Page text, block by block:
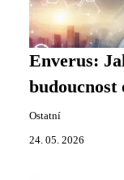
Enverus:
budoucnost
Ostatní
24. 05. 2026